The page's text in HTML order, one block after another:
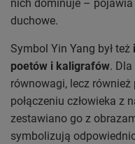
nich dominuje –
duchowe.
Symbol Yin Yang był też
poetów i kaligrafów.
równowagi, lecz
połączeniu człowieka z
zestawiano go z
symbolizują